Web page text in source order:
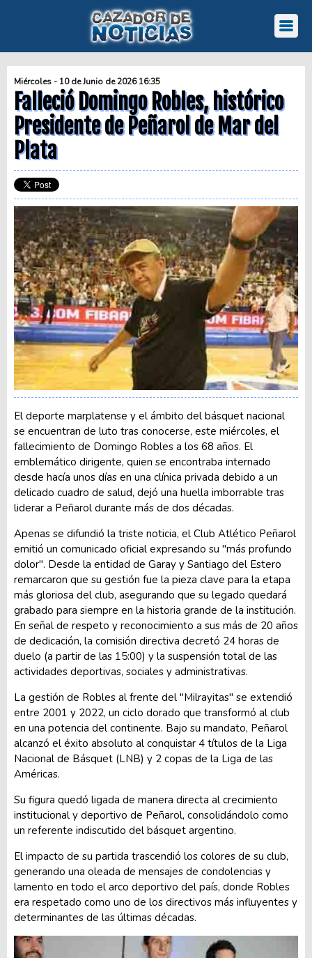
Miércoles - 10 de Junio de 2026 16:35
Falleció Domingo Robles, histórico
Presidente de Peñarol de Mar del
Plata
El deporte marplatense y el ámbito del básquet nacional
se encuentran de luto tras conocerse, este miércoles, el
fallecimiento de Domingo Robles a los 68 años. El
emblemático dirigente, quien se encontraba internado
desde hacía unos días en una clínica privada debido a un
delicado cuadro de salud, dejó una huella imborrable tras
liderar a Peñarol durante más de dos décadas.
Apenas se difundió la triste noticia, el Club Atlético Peñarol
emitió un comunicado oficial expresando su "más profundo
dolor". Desde la entidad de Garay y Santiago del Estero
remarcaron que su gestión fue la pieza clave para la etapa
más gloriosa del club, asegurando que su legado quedará
grabado para siempre en la historia grande de la institución.
En señal de respeto y reconocimiento a sus más de 20 años
de dedicación, la comisión directiva decretó 24 horas de
duelo (a partir de las 15:00) y la suspensión total de las
actividades deportivas, sociales y administrativas.
La gestión de Robles al frente del "Milrayitas" se extendió
entre 2001 y 2022, un ciclo dorado que transformó al club
en una potencia del continente. Bajo su mandato, Peñarol
alcanzó el éxito absoluto al conquistar 4 títulos de la Liga
Nacional de Básquet (LNB) y 2 copas de la Liga de las
Américas.
Su figura quedó ligada de manera directa al crecimiento
institucional y deportivo de Peñarol, consolidándolo como
un referente indiscutido del básquet argentino.
El impacto de su partida trascendió los colores de su club,
generando una oleada de mensajes de condolencias y
lamento en todo el arco deportivo del país, donde Robles
era respetado como uno de los directivos más influyentes y
determinantes de las últimas décadas.